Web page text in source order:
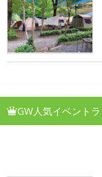
GW人気イベント